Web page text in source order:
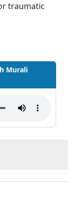
traumatic
Murali